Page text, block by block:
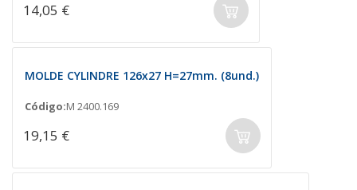
14,05 €
MOLDE CYLINDRE 126x27 H=27mm. (8und.)
Código:M 2400.169
19,15 €